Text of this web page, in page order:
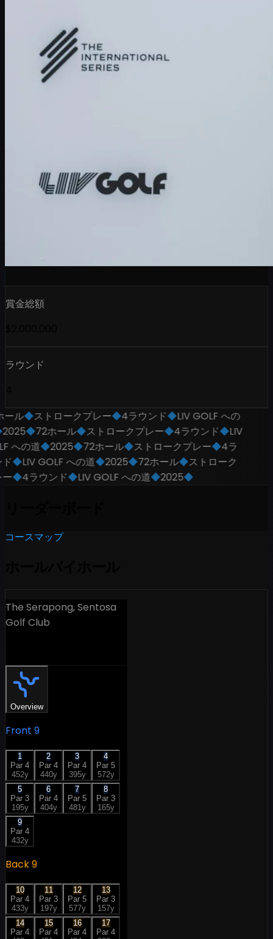
賞金総額
ラウンド
ル◆ストロークプレー◆4ラウンド ◆LIV GOLF への
◆72ホール◆ストロークプレー◆4ラウンド ◆LIV
への道◆2025◆72ホール◆ストロークプレー◆4ラ
◆LIV GOLF への道◆2025◆72ホール◆ストローク
◆4ラウンド ◆LIV GOLF への道◆2025◆
コースマップ
The Serapong, Sentosa
Golf Club
Overview
Front 9
1
Par 4
452y
2
Par 4
440y
3
Par 4
395y
4
Par 5
572y
5
Par 3
195y
6
Par 4
404y
7
Par 5
481y
8
Par 3
165y
9
Par 4
432y
Back 9
10
Par 4
433y
11
Par 3
197y
12
Par 5
577y
13
Par 3
157y
14
Par 4
15
Par 4
16
Par 4
17
Par 4